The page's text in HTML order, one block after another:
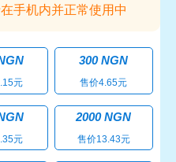
手机内并正常使用中
元
300 NGN
售价4.65元
元
2000 NGN
售价13.43元